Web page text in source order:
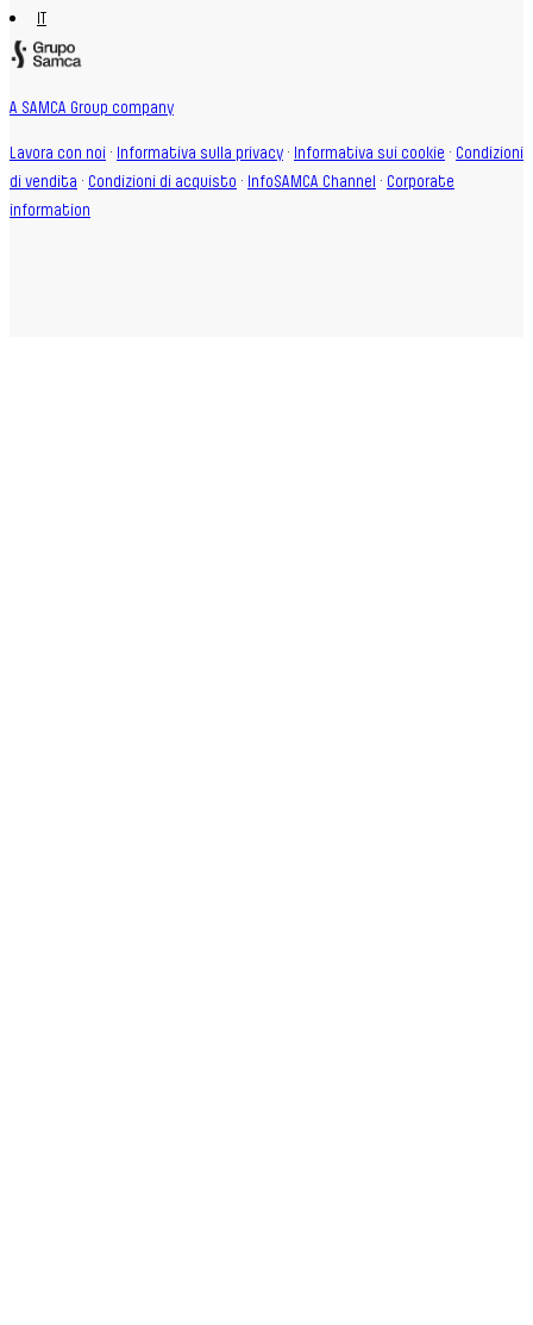
A SAMCA Group company
Lavora con noi · Informativa sulla privacy · Informativa sui cookie · Condizioni
di vendita · Condizioni di acquisto · InfoSAMCA Channel · Corporate
information